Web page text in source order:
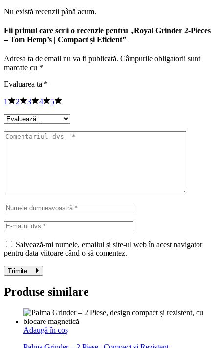
Nu există recenzii până acum.
Fii primul care scrii o recenzie pentru „Royal Grinder 2-Pieces
– Tom Hemp’s | Compact și Eficient”
Adresa ta de email nu va fi publicată. Câmpurile obligatorii sunt
marcate cu *
Evaluarea ta *
1 2 3 4 5
Salvează-mi numele, emailul și site-ul web în acest navigator
pentru data viitoare când o să comentez.
Trimite
Produse similare
Adaugă în coș